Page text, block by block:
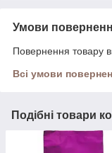
Умови
Повернення товару
Всі умови
Подібні товари